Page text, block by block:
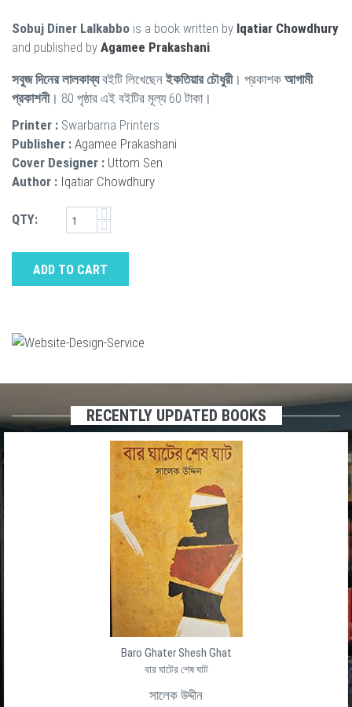
Sobuj Diner Lalkabbo is a book written by Iqatiar Chowdhury
and published by Agamee Prakashani
সবুজ দিনের লালকাব্যবইটি লিখেছেনইকতিয়ার চৌধুরী। প্রকাশক আগামী
প্রকাশনী। 80 পৃষ্ঠার এই বইটির মূল্য 60 টাকা।
Printer : Swarbarna Printers
Publisher : Agamee Prakashani
Cover Designer : Uttom Sen
Author : Iqatiar Chowdhury
QTY:
ADD TO CART
RECENTLY UPDATED BOOKS
Baro Ghater Shesh Ghat
বার ঘাটের শেষ ঘাট
সালেক উদ্দীন